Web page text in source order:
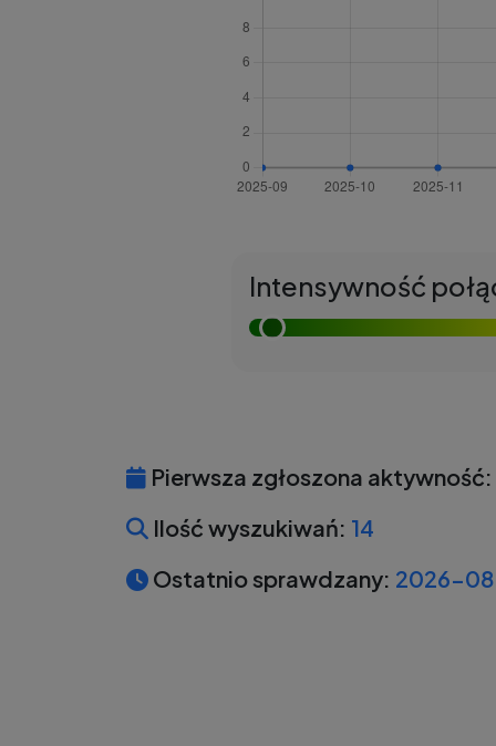
Intensywność
Pierwsza zgłoszona aktywność:
Ilość wyszukiwań: 14
Ostatnio sprawdzany: 2026-